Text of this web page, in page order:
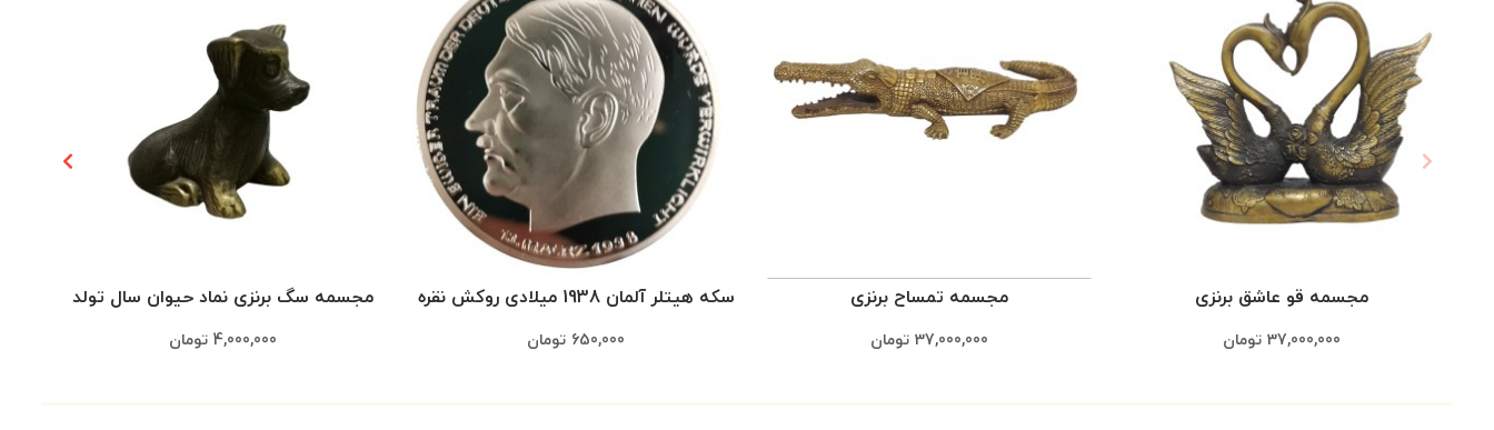
مجسمه قو عاشق برنزی
37,000,000 تومان
مجسمه تمساح برنزی
37,000,000 تومان
سکه هیتلر آلمان 1938 میلادی روکش نقره
650,000 تومان
مجسمه سگ برنزی نماد حیوان سال تولد
4,000,000 تومان